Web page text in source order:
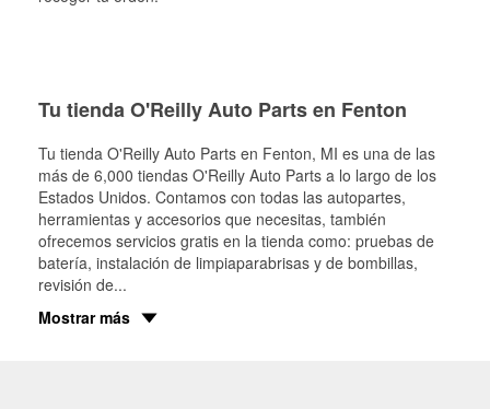
Tu tienda O'Reilly Auto Parts en Fenton
Tu tienda O'Reilly Auto Parts en Fenton, MI es una de las
más de 6,000 tiendas O'Reilly Auto Parts a lo largo de los
Estados Unidos. Contamos con todas las autopartes,
herramientas y accesorios que necesitas, también
ofrecemos servicios gratis en la tienda como: pruebas de
batería, instalación de limpiaparabrisas y de bombillas,
revisión de...
Mostrar más